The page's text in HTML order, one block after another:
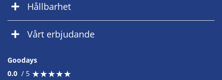
Hållbarhet
Vårt erbjudande
Goodays
0.0 / 5 ★★★★★
★★★★★